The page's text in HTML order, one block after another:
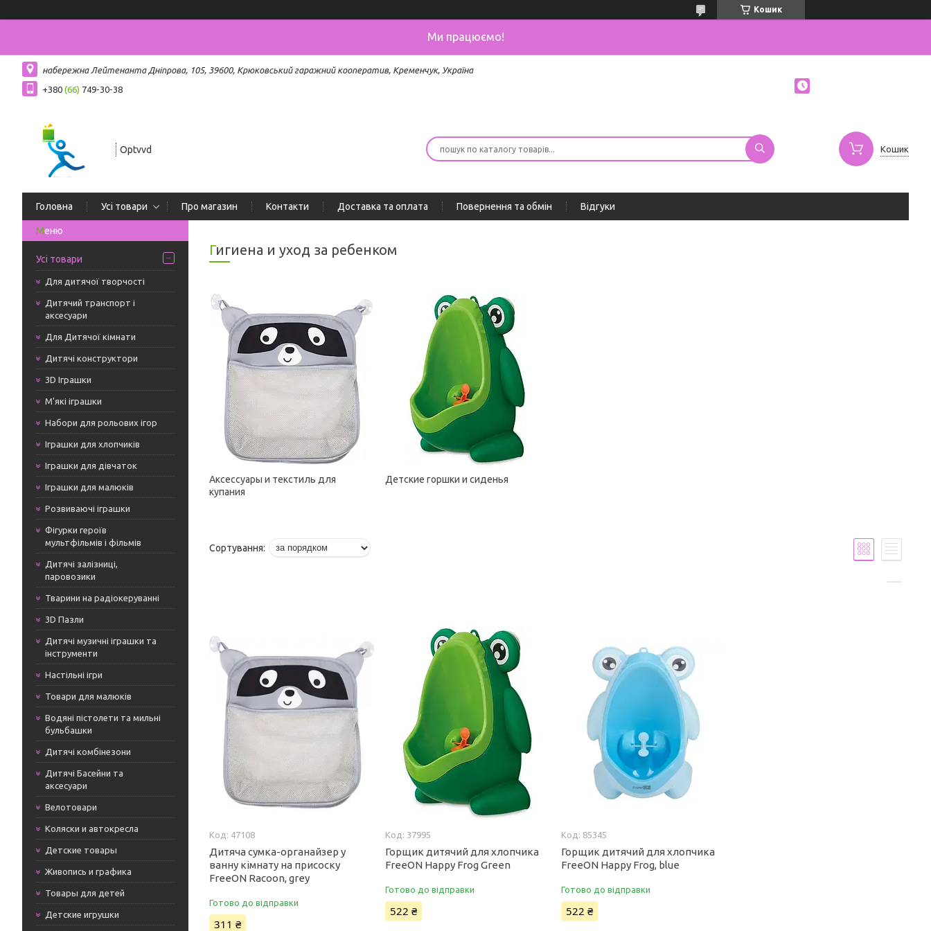
Кошик
Ми працюємо!
набережна Лейтенанта Дніпрова, 105, 39600, Крюковський гаражний кооператив, Кременчук, Україна
+380 (66) 749-30-38
Optvvd Кошик
Головна Усі товари Про магазин Контакти Доставка та оплата Повернення та обмін Відгуки
Усі товари
Для дитячої творчості
Дитячий транспорт і
аксесуари
Для Дитячої кімнати
Дитячі конструктори
3D Іграшки
М'які іграшки
Набори для рольових ігор
Іграшки для хлопчиків
Іграшки для дівчаток
Іграшки для малюків
Розвиваючі іграшки
Фігурки героїв
мультфільмів і фільмів
Дитячі залізниці,
паровозики
Тварини на радіокеруванні
3D Пазли
Дитячі музичні іграшки та
інструменти
Настільні ігри
Товари для малюків
Водяні пістолети та мильні
бульбашки
Дитячі комбінезони
Дитячі Басейни та
аксесуари
Велотовари
Коляски и автокресла
Детские товары
Живопись и графика
Товары для детей
Детские игрушки
Гигиена и уход за ребенком
Аксессуары и текстиль для
купания
Детские горшки и сиденья
47108
Дитяча сумка-органайзер у
ванну кімнату на присоску
FreeON Racoon, grey
Готово до відправки
311 ₴
37995
Горщик дитячий для хлопчика
FreeON Happy Frog Green
Готово до відправки
522 ₴
85345
Горщик дитячий для хлопчика
FreeON Happy Frog, blue
Готово до відправки
522 ₴